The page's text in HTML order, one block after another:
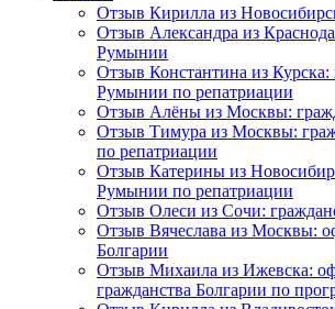
Отзыв Кирилла из
Отзыв Александра из
Румынии
Отзыв Константина из Курска:
Румынии по репатриации
Отзыв Алёны из Москвы:
Отзыв Тимура из Москвы:
по репатриации
Отзыв Катерины из
Румынии по репатриации
Отзыв Олеси из Сочи:
Отзыв Вячеслава из Москвы:
Болгарии
Отзыв Михаила из Ижевска:
гражданства Болгарии по